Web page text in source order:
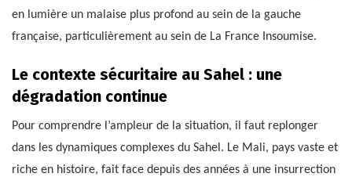
en lumière un malaise plus profond au sein de la gauche
française, particulièrement au sein de La France Insoumise.
Le contexte sécuritaire au Sahel : une
dégradation continue
Pour comprendre l’ampleur de la situation, il faut replonger
dans les dynamiques complexes du Sahel. Le Mali, pays vaste et
riche en histoire, fait face depuis des années à une insurrection